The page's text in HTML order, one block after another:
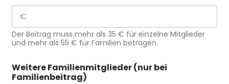
Der Beitrag muss mehr als 35 € für einzelne Mitglieder
und mehr als 55 € für Familien betragen.
Weitere Familienmitglieder (nur bei
Familienbeitrag)